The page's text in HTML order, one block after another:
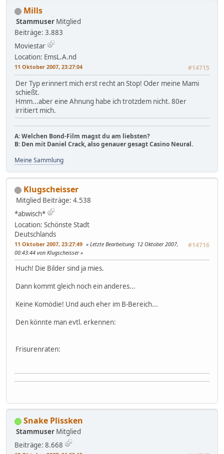
Mills
Stammuser Mitglied
Beiträge: 3.883
Moviestar
Location: EmsL.A.nd
11 Oktober 2007, 23:27:04 #14715
Der Typ erinnert mich erst recht an Stop! Oder meine Mami
schießt.
Hmm...aber eine Ahnung habe ich trotzdem nicht. 80er
irritiert mich.
A: Welchen Bond-Film magst du am liebsten?
B: Den mit Daniel Crack, also genauer gesagt Casino Neural.
Meine Sammlung
Klugscheisser
Mitglied Beiträge: 4.538
*abwisch*
Location: Schönste Stadt
Deutschlands
11 Oktober 2007, 23:27:49 #14716
Letzte Bearbeitung: 12 Oktober 2007,
00:43:44 von Klugscheisser
Huch! Die Bilder sind ja mies.
Dann kommt gleich noch ein anderes...
Keine Komödie! Und auch eher im B-Bereich...
Den könnte man evtl. erkennen:
Frisurenraten:
Snake Plissken
Stammuser Mitglied
Beiträge: 8.668